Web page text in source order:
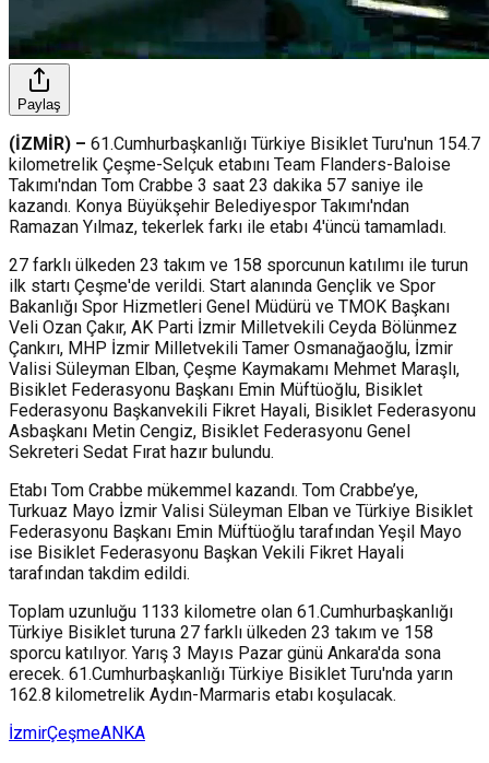
Paylaş
(İZMİR) – 61.Cumhurbaşkanlığı Türkiye Bisiklet Turu'nun 154.7
kilometrelik Çeşme-Selçuk etabını Team Flanders-Baloise
Takımı'ndan Tom Crabbe 3 saat 23 dakika 57 saniye ile
kazandı. Konya Büyükşehir Belediyespor Takımı'ndan
Ramazan Yılmaz, tekerlek farkı ile etabı 4'üncü tamamladı.
27 farklı ülkeden 23 takım ve 158 sporcunun katılımı ile turun
ilk startı Çeşme'de verildi. Start alanında Gençlik ve Spor
Bakanlığı Spor Hizmetleri Genel Müdürü ve TMOK Başkanı
Veli Ozan Çakır, AK Parti İzmir Milletvekili Ceyda Bölünmez
Çankırı, MHP İzmir Milletvekili Tamer Osmanağaoğlu, İzmir
Valisi Süleyman Elban, Çeşme Kaymakamı Mehmet Maraşlı,
Bisiklet Federasyonu Başkanı Emin Müftüoğlu, Bisiklet
Federasyonu Başkanvekili Fikret Hayali, Bisiklet Federasyonu
Asbaşkanı Metin Cengiz, Bisiklet Federasyonu Genel
Sekreteri Sedat Fırat hazır bulundu.
Etabı Tom Crabbe mükemmel kazandı. Tom Crabbe’ye,
Turkuaz Mayo İzmir Valisi Süleyman Elban ve Türkiye Bisiklet
Federasyonu Başkanı Emin Müftüoğlu tarafından Yeşil Mayo
ise Bisiklet Federasyonu Başkan Vekili Fikret Hayali
tarafından takdim edildi.
Toplam uzunluğu 1133 kilometre olan 61.Cumhurbaşkanlığı
Türkiye Bisiklet turuna 27 farklı ülkeden 23 takım ve 158
sporcu katılıyor. Yarış 3 Mayıs Pazar günü Ankara'da sona
erecek. 61.Cumhurbaşkanlığı Türkiye Bisiklet Turu'nda yarın
162.8 kilometrelik Aydın-Marmaris etabı koşulacak.
İzmirÇeşmeANKA